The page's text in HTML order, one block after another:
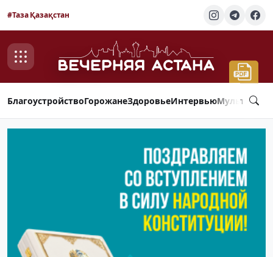
#Таза Қазақстан
БлагоустройствоГорожанеЗдоровьеИнтервью